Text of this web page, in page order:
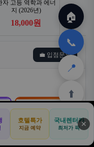
💼 입점문의
🎁
테무
초저가·무료배송
🛒
쿠팡
🎁
테무
🏠
📞
📍
⬆️
🚐
기사등록
🛒
아마존
호텔특가
지금 예약
국내렌터카
최저가 픽 ✕